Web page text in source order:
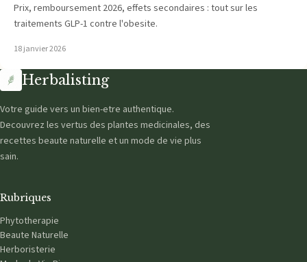
Prix, remboursement 2026, effets secondaires : tout sur les
traitements GLP-1 contre l'obesite.
18 janvier 2026
Herbalisting
Votre guide vers un bien-etre authentique.
Decouvrez les vertus des plantes medicinales, des
recettes beaute naturelle et un mode de vie plus
sain.
Rubriques
Phytotherapie
Beaute Naturelle
Herboristerie